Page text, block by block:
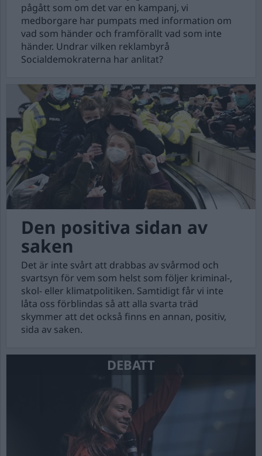
pågått som om det var en kampanj, vi
medborgare har pumpats med information om
vad som händer och framförallt vad som inte
händer. Undrar vilken reklambyrå
Socialdemokraterna har anlitat?
Den positiva sidan av
saken
Det är inte svårt att drabbas av svårmod och
svartsyn för vem som helst som följer kriminal-,
skol- eller klimatpolitiken. Samtidigt får vi inte
låta oss förblindas så att alla svarta träd
skymmer att det också finns en annan, positiv,
sida av saken.
DEBATT